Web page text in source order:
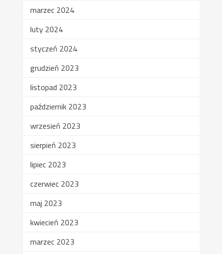
marzec 2024
luty 2024
styczeń 2024
grudzień 2023
listopad 2023
październik 2023
wrzesień 2023
sierpień 2023
lipiec 2023
czerwiec 2023
maj 2023
kwiecień 2023
marzec 2023